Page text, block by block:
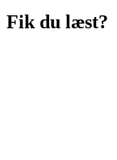
Fik du læst?